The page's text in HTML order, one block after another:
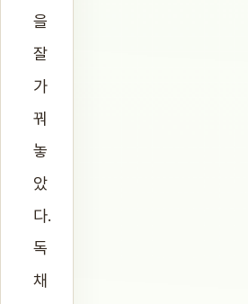
을
잘
가
꿔
놓
았
다.
독
채